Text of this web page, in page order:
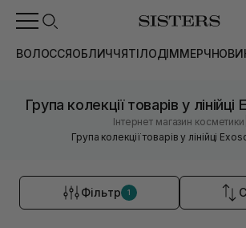
ВОЛОССЯОБЛИЧЧЯТІЛОДІММЕРЧ
Група колекції товарів у
Інтернет магазин косметики
Група колекції товарів у лінійці
Фільтр 1